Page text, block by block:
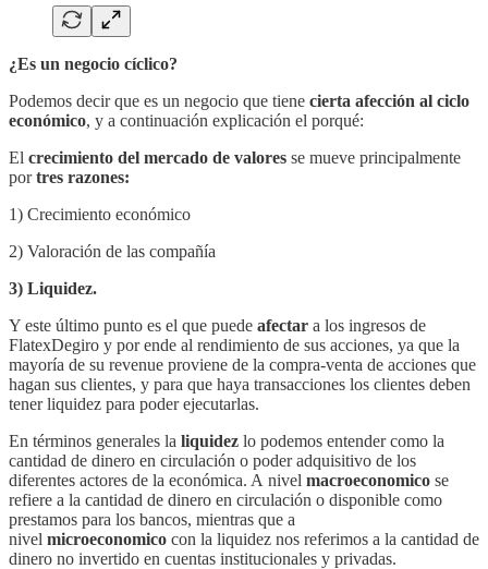
¿Es un negocio cíclico?
Podemos decir que es un negocio que tiene cierta afección al ciclo
económico, y a continuación explicación el porqué:
El crecimiento del mercado de valores se mueve principalmente
portres razones:
1) Crecimiento económico
2) Valoración de las compañía
3) Liquidez.
Y este último punto es el que puede afectar a los ingresos de
FlatexDegiro y por ende al rendimiento de sus acciones, ya que la
mayoría de su revenue proviene de la compra-venta de acciones que
hagan sus clientes, y para que haya transacciones los clientes deben
tener liquidez para poder ejecutarlas.
En términos generales la liquidez lo podemos entender como la
cantidad de dinero en circulación o poder adquisitivo de los
diferentes actores de la económica. A nivel macroeconomico se
refiere a la cantidad de dinero en circulación o disponible como
prestamos para los bancos, mientras que a
nivel microeconomico con la liquidez nos referimos a la cantidad de
dinero no invertido en cuentas institucionales y privadas.